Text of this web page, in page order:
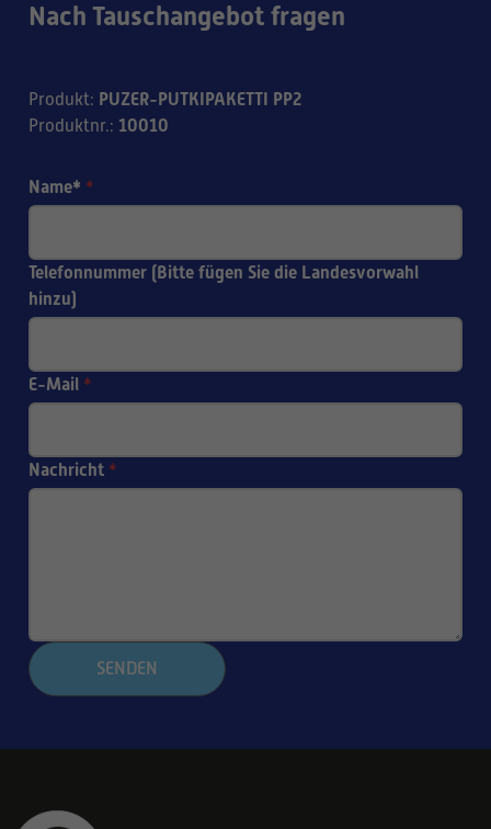
Nach Tauschangebot fragen
Produkt: PUZER-PUTKIPAKETTI PP2
Produktnr.: 10010
Name* *
Telefonnummer (Bitte fügen Sie die Landesvorwahl
hinzu)
E-Mail *
Nachricht *
SENDEN